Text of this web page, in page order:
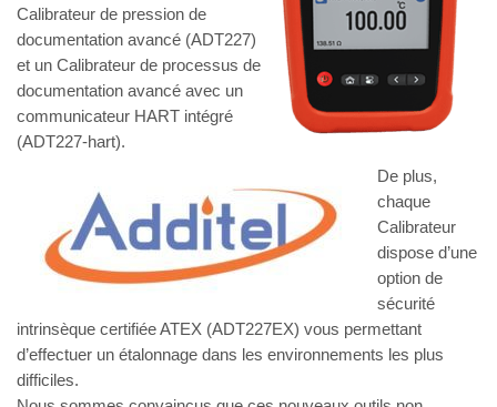
Calibrateur de pression de
documentation avancé (ADT227)
et un Calibrateur de processus de
documentation avancé avec un
communicateur HART intégré
(ADT227-hart).
De plus,
chaque
Calibrateur
dispose d’une
option de
sécurité
intrinsèque certifiée ATEX (ADT227EX) vous permettant
d’effectuer un étalonnage dans les environnements les plus
difficiles.